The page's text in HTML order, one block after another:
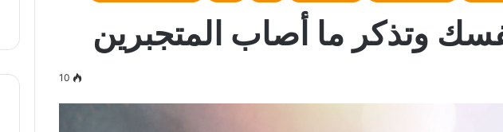
وتذكر ما أصاب المتجبرين
10